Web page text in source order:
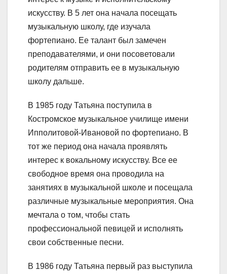
искусству. В 5 лет она начала посещать
музыкальную школу, где изучала
фортепиано. Ее талант был замечен
преподавателями, и они посоветовали
родителям отправить ее в музыкальную
школу дальше.
В 1985 году Татьяна поступила в
Костромское музыкальное училище имени
Ипполитовой-Ивановой по фортепиано. В
тот же период она начала проявлять
интерес к вокальному искусству. Все ее
свободное время она проводила на
занятиях в музыкальной школе и посещала
различные музыкальные мероприятия. Она
мечтала о том, чтобы стать
профессиональной певицей и исполнять
свои собственные песни.
В 1986 году Татьяна первый раз выступила